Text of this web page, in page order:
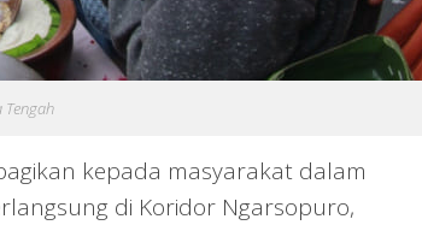
Tengah
kepada masyarakat dalam
di Koridor Ngarsopuro,